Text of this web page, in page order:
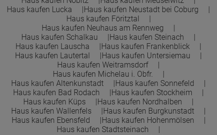
Haus kaufen Lucka
Haus kaufen Neustadt bei Coburg
Haus kaufen Föritztal
Haus kaufen Neuhaus am Rennweg
Haus kaufen Schalkau
Haus kaufen Steinach
Haus kaufen Lauscha
Haus kaufen Frankenblick
Haus kaufen Lautertal
Haus kaufen Untersiemau
Haus kaufen Weitramsdorf
Haus kaufen Michelau i. Obfr.
Haus kaufen Altenkunstadt
Haus kaufen Sonnefeld
Haus kaufen Bad Rodach
Haus kaufen Stockheim
Haus kaufen Küps
Haus kaufen Nordhalben
Haus kaufen Wallenfels
Haus kaufen Burgkunstadt
Haus kaufen Ebensfeld
Haus kaufen Hohenmölsen
Haus kaufen Stadtsteinach